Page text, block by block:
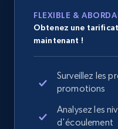
FLEXIBLE &
Obtenez une
maintenant !
Surveillez les
promotions
Analysez les
d'écoulement